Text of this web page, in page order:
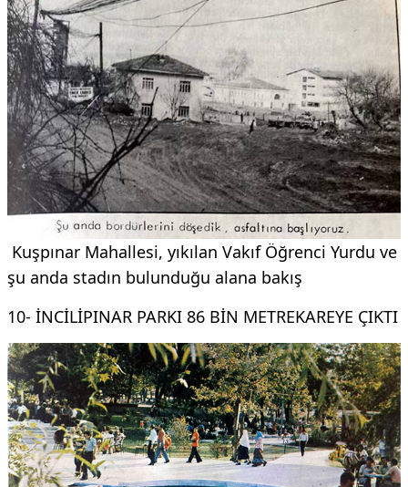
Kuşpınar Mahallesi, yıkılan Vakıf Öğrenci Yurdu ve
şu anda stadın bulunduğu alana bakış
10- İNCİLİPINAR PARKI 86 BİN METREKAREYE ÇIKTI